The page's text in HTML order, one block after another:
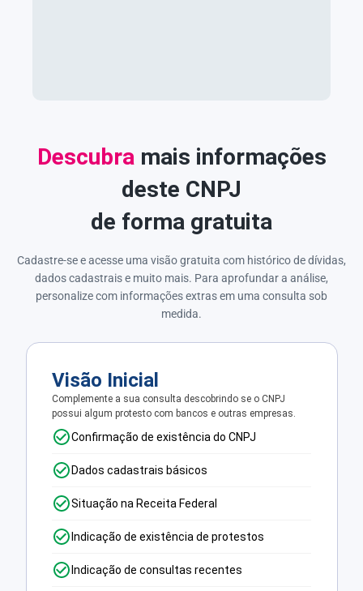
Descubramais informações
deste CNPJ
de forma gratuita
Cadastre-se e acesse uma visão gratuita com histórico de dívidas,
dados cadastrais e muito mais. Para aprofundar a análise,
personalize com informações extras em uma consulta sob
medida.
Visão Inicial
Complemente a sua consulta descobrindo se o CNPJ
possui algum protesto com bancos e outras empresas.
Confirmação de existência do CNPJ
Dados cadastrais básicos
Situação na Receita Federal
Indicação de existência de protestos
Indicação de consultas recentes